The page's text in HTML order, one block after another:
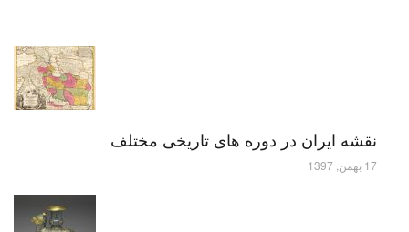
نقشه ایران در دوره های تاریخی مختلف
17 بهمن, 1397